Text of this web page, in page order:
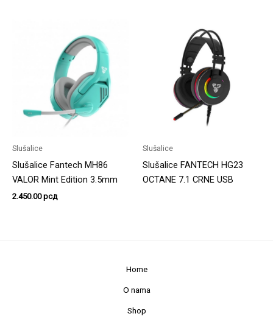
Slušalice
Slušalice Fantech MH86
VALOR Mint Edition 3.5mm
2.450.00рсд
Slušalice
Slušalice FANTECH HG23
OCTANE 7.1 CRNE USB
Home
O nama
Shop